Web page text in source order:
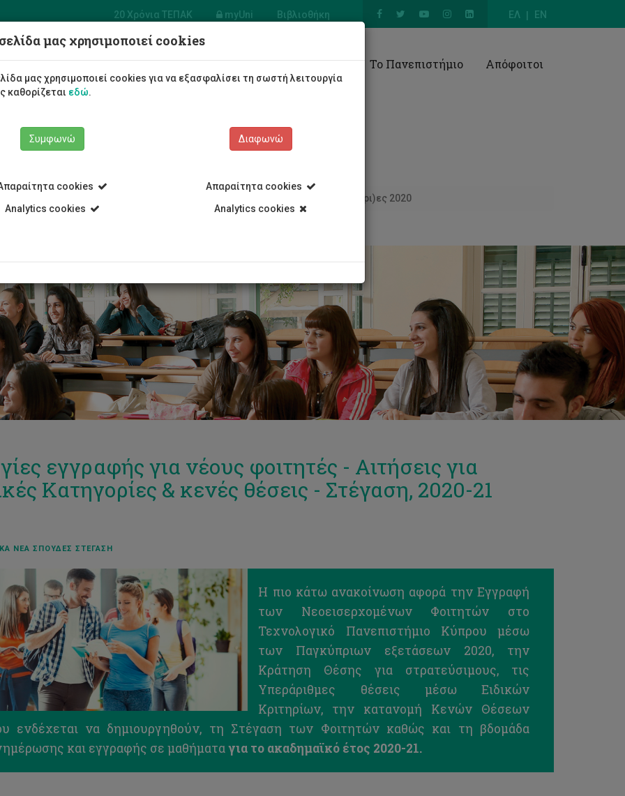
ΕΛ EN
20 Χρόνια ΤΕΠΑΚ myUni Βιβλιοθήκη
Φοιτητές/τριες Σπουδές Έρευνα Το Πανεπιστήμιο Απόφοιτοι
Οδηγίες για νέους/ες φοιτητ(ρι)ες 2020
εγγραφής για νέους φοιτητές - Αιτήσεις για
Κατηγορίες & κενές θέσεις - Στέγαση, 2020-21
ΝΈΑ ΣΠΟΥΔΈΣ ΣΤΈΓΑΣΗ
Η πιο κάτω ανακοίνωση αφορά την Εγγραφή
των Νεοεισερχομένων Φοιτητών στο
Τεχνολογικό Πανεπιστήμιο Κύπρου μέσω
των Παγκύπριων εξετάσεων 2020, την
Κράτηση Θέσης για στρατεύσιμους, τις
Υπεράριθμες θέσεις μέσω Ειδικών
Κριτηρίων, την κατανομή Κενών Θέσεων
ενδέχεται να δημιουργηθούν, τη Στέγαση των Φοιτητών καθώς και τη βδομάδα
και εγγραφής σε μαθήματαγια το ακαδημαϊκό έτος 2020-21.
μας χρησιμοποιεί cookies
μας χρησιμοποιεί cookies για να εξασφαλίσει τη σωστή λειτουργία
καθορίζεται εδώ.
Συμφωνώ
cookies
Analytics cookies
Διαφωνώ
Απαραίτητα cookies
Analytics cookies